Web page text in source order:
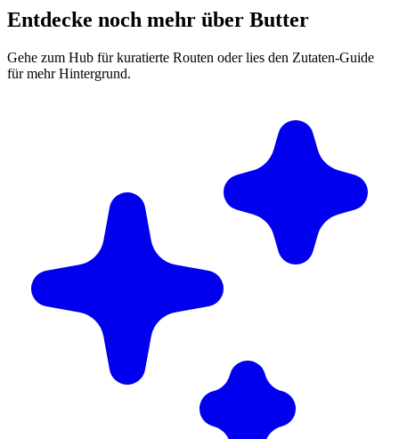
Entdecke noch mehr über Butter
Gehe zum Hub für kuratierte Routen oder lies den Zutaten-Guide
für mehr Hintergrund.